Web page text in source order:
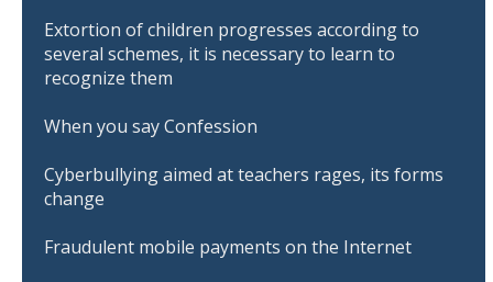
Extortion of children progresses according to
several schemes, it is necessary to learn to
recognize them
When you say Confession
Cyberbullying aimed at teachers rages, its forms
change
Fraudulent mobile payments on the Internet